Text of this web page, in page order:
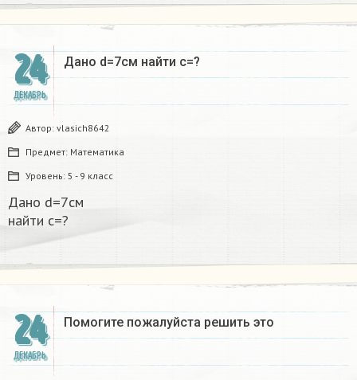
24
ДЕКАБРЬ
Дано d=7см найти с=?​
Автор: vlasich8642
Предмет: Математика
Уровень: 5 - 9 класс
Дано d=7см
найти с=?​
24
ДЕКАБРЬ
Помогите пожалуйста решить это